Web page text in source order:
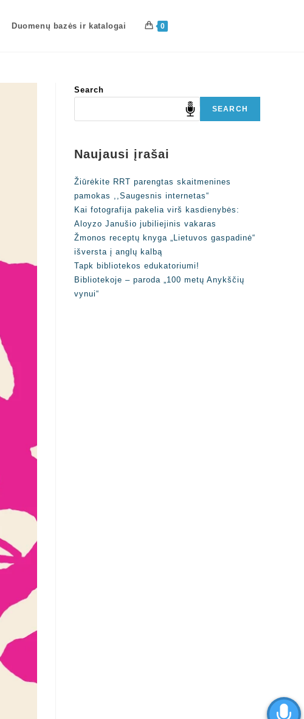
Duomenų bazės ir katalogai 0
Search
SEARCH
Naujausi įrašai
Žiūrėkite RRT parengtas skaitmenines
pamokas ,,Saugesnis internetas“
Kai fotografija pakelia virš kasdienybės:
Aloyzo Janušio jubiliejinis vakaras
Žmonos receptų knyga „Lietuvos gaspadinė“
išversta į anglų kalbą
Tapk bibliotekos edukatoriumi!
Bibliotekoje – paroda „100 metų Anykščių
vynui“